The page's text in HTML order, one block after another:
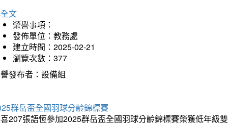
文
榮譽事項：
發佈單位：教務處
建立時間：2025-02-21
瀏覽次數：377
發布者：設備組
群岳盃全國羽球分齡錦標賽
207張語恆參加2025群岳盃全國羽球分齡錦標賽榮獲低年級